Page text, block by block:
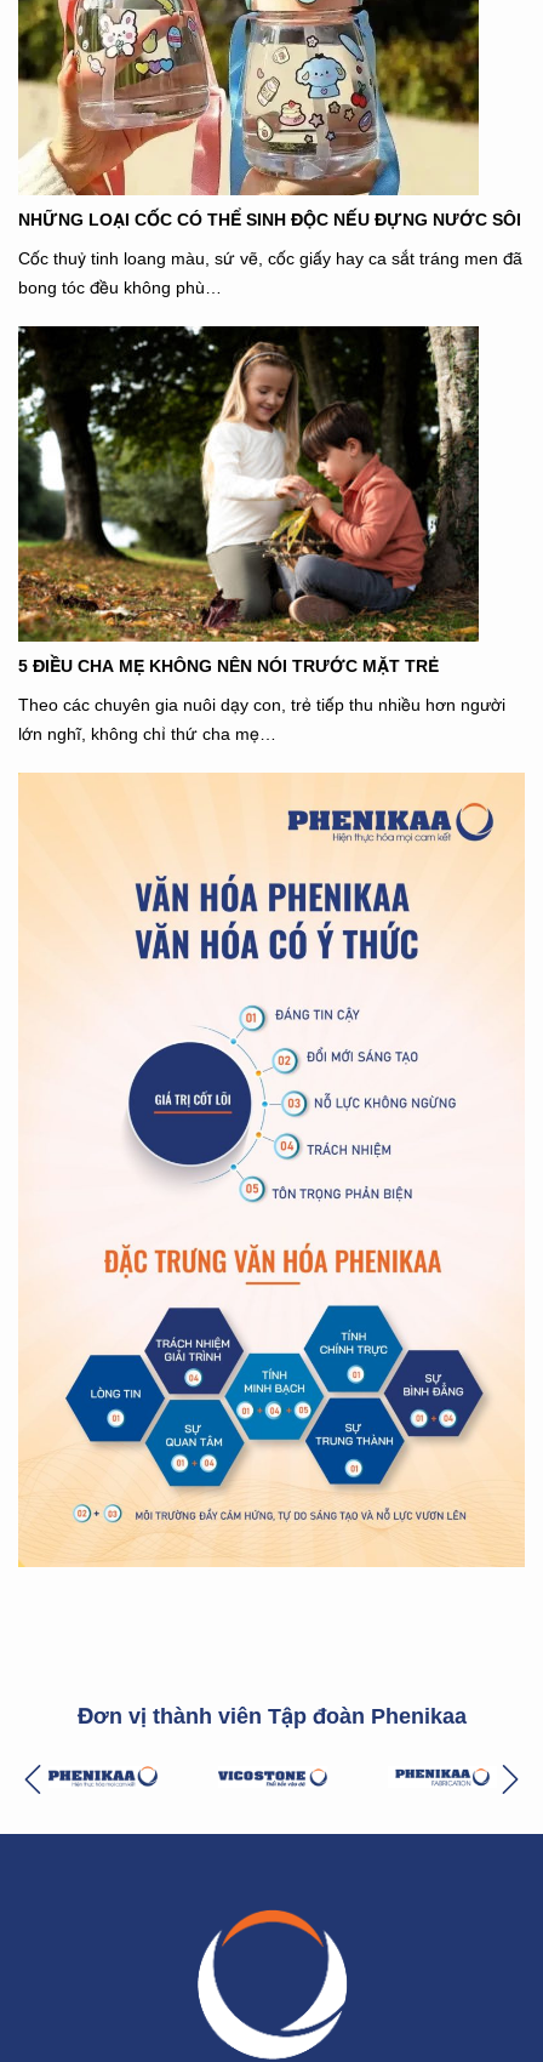
NHỮNG LOẠI CỐC CÓ THỂ SINH ĐỘC NẾU ĐỰNG NƯỚC SÔI
Cốc thuỷ tinh loang màu, sứ vẽ, cốc giấy hay ca sắt tráng men đã
bong tóc đều không phù…
5 ĐIỀU CHA MẸ KHÔNG NÊN NÓI TRƯỚC MẶT TRẺ
Theo các chuyên gia nuôi dạy con, trẻ tiếp thu nhiều hơn người
lớn nghĩ, không chỉ thứ cha mẹ…
Đơn vị thành viên Tập đoàn Phenikaa